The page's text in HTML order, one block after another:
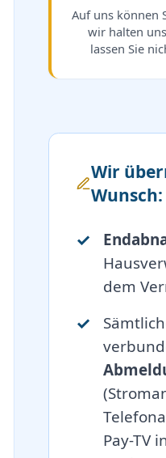
Auf uns können
wir halten
lassen Sie
Wir
Wunsch:
dem
Pay-TV